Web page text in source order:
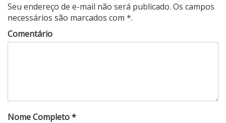
Seu endereço de e-mail não será publicado. Os campos
necessários são marcados com *.
Comentário
Nome Completo *